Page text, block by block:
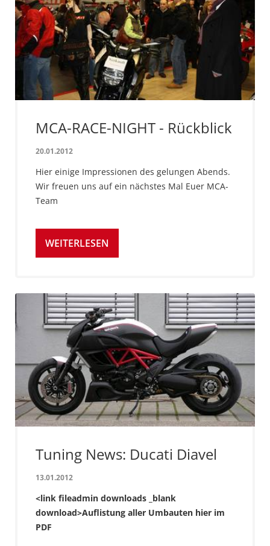
MCA-RACE-NIGHT - Rückblick
20.01.2012
Hier einige Impressionen des gelungen Abends.
Wir freuen uns auf ein nächstes Mal Euer MCA-
Team
WEITERLESEN
Tuning News: Ducati Diavel
13.01.2012
<link fileadmin downloads _blank
download>Auflistung aller Umbauten hier im
PDF